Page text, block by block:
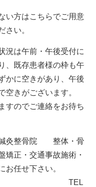
い方はこちらでご用意
さい。
況は午前・午後受付に
、既存患者様の枠も午
かに空きがあり、午後
空きがございます。
すのでご連絡をお待ち
灸整骨院 整体・骨
矯正・交通事故施術・
お任せ下さい。